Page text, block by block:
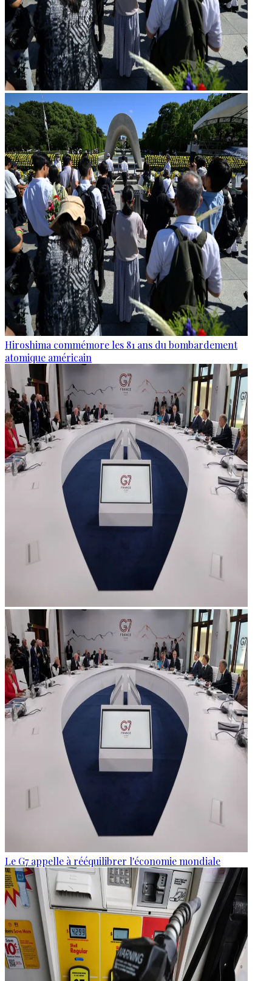
Hiroshima commémore les 81 ans du bombardement
atomique américain
Le G7 appelle à rééquilibrer l'économie mondiale